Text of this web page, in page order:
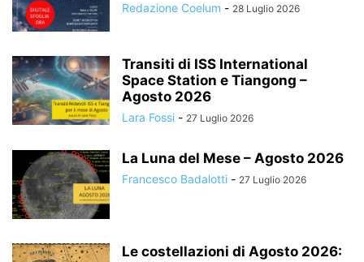
Redazione Coelum - 28 Luglio 2026
Transiti di ISS International
Space Station e Tiangong –
Agosto 2026
Lara Fossi - 27 Luglio 2026
La Luna del Mese – Agosto 2026
Francesco Badalotti - 27 Luglio 2026
Le costellazioni di Agosto 2026: